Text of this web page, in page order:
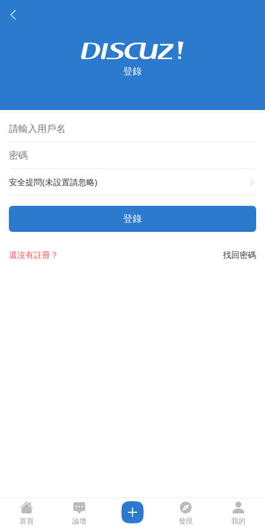
登錄
安全提問(未設置請忽略)
登錄
找回密碼
還沒有註冊？
首頁 論壇 發現 我的